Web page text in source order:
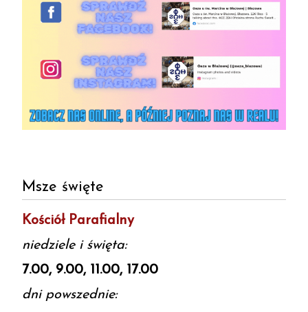
Msze święte
Kościół Parafialny
niedziele i święta:
7.00, 9.00, 11.00, 17.00
dni powszednie: